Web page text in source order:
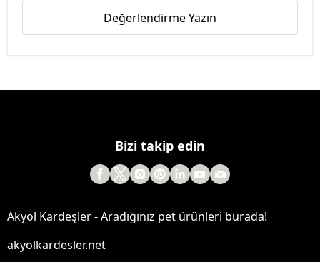
Değerlendirme Yazın
Bizi takip edin
Akyol Kardeşler - Aradığınız pet ürünleri burada!
akyolkardesler.net